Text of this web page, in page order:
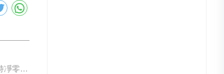
下一篇: IWC支持凈零碳排放 超音速客機